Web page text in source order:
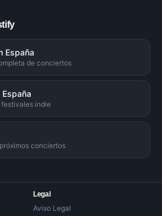
España
de conciertos
festivales indie
conciertos
Legal
Aviso Legal